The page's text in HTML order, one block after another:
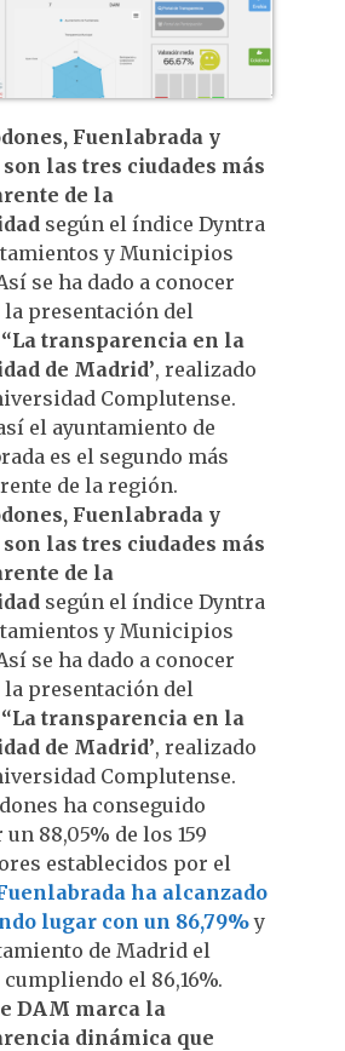
Fuenlabrada y
las tres ciudades más
de la
según el índice Dyntra
y Municipios
se ha dado a conocer
la presentación del
“La transparencia en la
de Madrid’, realizado
Complutense.
el ayuntamiento de
es el segundo más
de la región.
Fuenlabrada y
las tres ciudades más
de la
según el índice Dyntra
y Municipios
se ha dado a conocer
la presentación del
“La transparencia en la
de Madrid’, realizado
Complutense.
ha conseguido
88,05% de los 159
establecidos por el
ha alcanzado
lugar con un 86,79%y
de Madrid el
el 86,16%.
DAM marca la
dinámica que